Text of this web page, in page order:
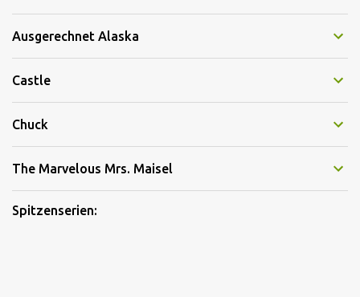
Ausgerechnet Alaska
Castle
Chuck
The Marvelous Mrs. Maisel
Spitzenserien: